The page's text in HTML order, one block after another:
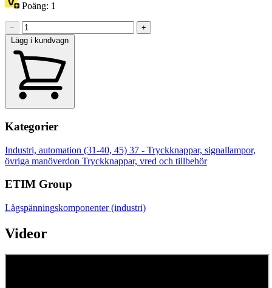
Poäng: 1
−
+
Lägg i kundvagn
Kategorier
Industri, automation (31-40, 45) 37 - Tryckknappar, signallampor,
övriga manöverdon Tryckknappar, vred och tillbehör
ETIM Group
Lågspänningskomponenter (industri)
Videor